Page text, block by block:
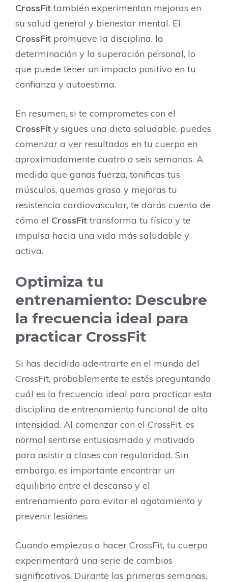
CrossFit también experimentan mejoras en
su salud general y bienestar mental. El
CrossFit promueve la disciplina, la
determinación y la superación personal, lo
que puede tener un impacto positivo en tu
confianza y autoestima.
En resumen, si te comprometes con el
CrossFit y sigues una dieta saludable, puedes
comenzar a ver resultados en tu cuerpo en
aproximadamente cuatro a seis semanas. A
medida que ganas fuerza, tonificas tus
músculos, quemas grasa y mejoras tu
resistencia cardiovascular, te darás cuenta de
cómo el CrossFit transforma tu físico y te
impulsa hacia una vida más saludable y
activa.
Optimiza tu
entrenamiento: Descubre
la frecuencia ideal para
practicar CrossFit
Si has decidido adentrarte en el mundo del
CrossFit, probablemente te estés preguntando
cuál es la frecuencia ideal para practicar esta
disciplina de entrenamiento funcional de alta
intensidad. Al comenzar con el CrossFit, es
normal sentirse entusiasmado y motivado
para asistir a clases con regularidad. Sin
embargo, es importante encontrar un
equilibrio entre el descanso y el
entrenamiento para evitar el agotamiento y
prevenir lesiones.
Cuando empiezas a hacer CrossFit, tu cuerpo
experimentará una serie de cambios
significativos. Durante las primeras semanas,